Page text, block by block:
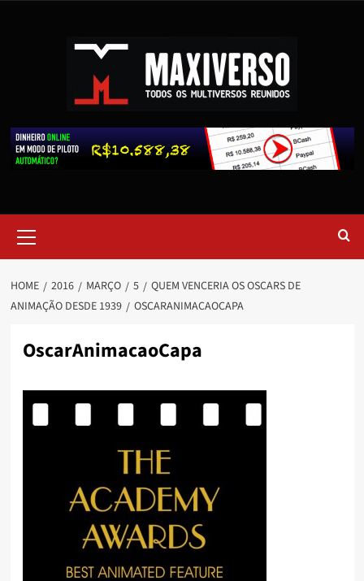
HOME 2016 MARÇO 5
QUEM VENCERIA OS OSCARS DE
ANIMAÇÃO DESDE 1939
OSCARANIMACAOCAPA
OscarAnimacaoCapa